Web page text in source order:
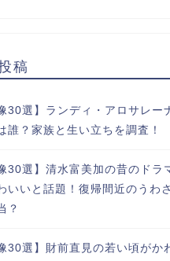
稿
30選】ランディ・アロサレー
誰？家族と生い立ちを調査！
30選】清水富美加の昔のドラ
いいと話題！復帰間近のうわさ
？
30選】財前直見の若い頃がか